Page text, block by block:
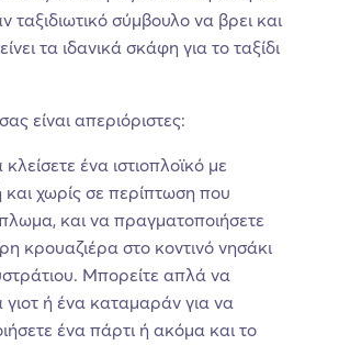
ταξιδιωτικό σύμβουλο να βρει και
τα ιδανικά σκάφη για το ταξίδι
είναι απεριόριστες:
ένα ιστιοπλοϊκό με
και χωρίς σε περίπτωση που
και να πραγματοποιήσετε
κρουαζιέρα στο κοντινό νησάκι
Μπορείτε απλά να
γιοτ ή ένα καταμαράν για να
ένα πάρτι ή ακόμα και το